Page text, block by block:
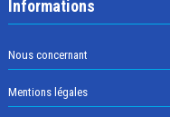
Informations
Nous concernant
Mentions légales